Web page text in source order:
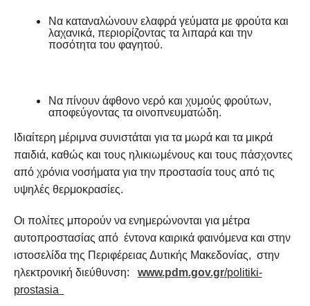
Να καταναλώνουν ελαφρά γεύματα με φρούτα και
λαχανικά, περιορίζοντας τα λιπαρά και την
ποσότητα του φαγητού.
Να πίνουν άφθονο νερό και χυμούς φρούτων,
αποφεύγοντας τα οινοπνευματώδη.
Ιδιαίτερη μέριμνα συνιστάται για τα μωρά και τα μικρά
παιδιά, καθώς και τους ηλικιωμένους και τους πάσχοντες
από χρόνια νοσήματα για την προστασία τους από τις
υψηλές θερμοκρασίες.
Οι πολίτες μπορούν να ενημερώνονται για μέτρα
αυτοπροστασίας από έντονα καιρικά φαινόμενα και στην
ιστοσελίδα της Περιφέρειας Δυτικής Μακεδονίας, στην
ηλεκτρονική διεύθυνση: www.pdm.gov.gr/politiki-
prostasia